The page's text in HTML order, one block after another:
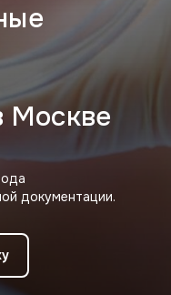
Москве
документации.